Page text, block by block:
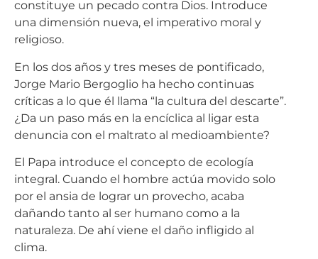
constituye un pecado contra Dios. Introduce
una dimensión nueva, el imperativo moral y
religioso.
En los dos años y tres meses de pontificado,
Jorge Mario Bergoglio ha hecho continuas
críticas a lo que él llama “la cultura del descarte”.
¿Da un paso más en la encíclica al ligar esta
denuncia con el maltrato al medioambiente?
El Papa introduce el concepto de ecología
integral. Cuando el hombre actúa movido solo
por el ansia de lograr un provecho, acaba
dañando tanto al ser humano como a la
naturaleza. De ahí viene el daño infligido al
clima.